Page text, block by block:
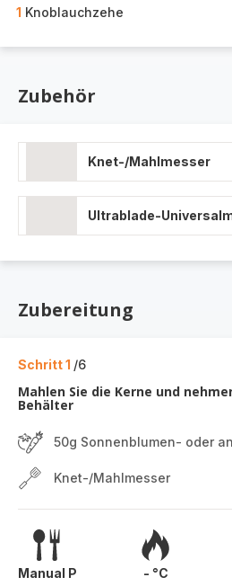
1 Knoblauchzehe
Zubehör
Knet-/Mahlmesser
Ultrablade-
Zubereitung
Schritt 1 /6
Mahlen Sie die Kerne und
Behälter
50g Sonnenblumen- oder
Knet-/Mahlmesser
Manual P - °C